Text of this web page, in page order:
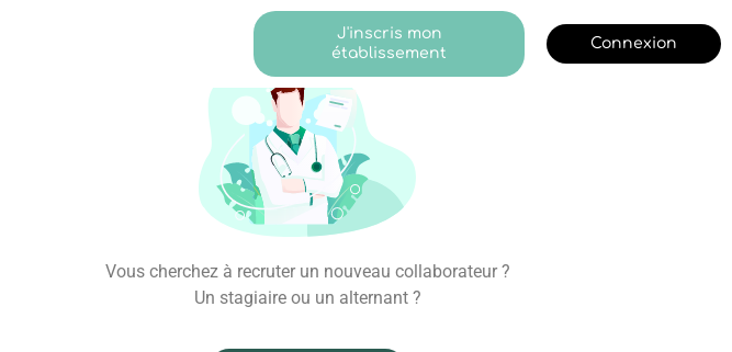
J'inscris mon
établissement
Connexion
Vous cherchez à recruter un nouveau collaborateur ?
Un stagiaire ou un alternant ?